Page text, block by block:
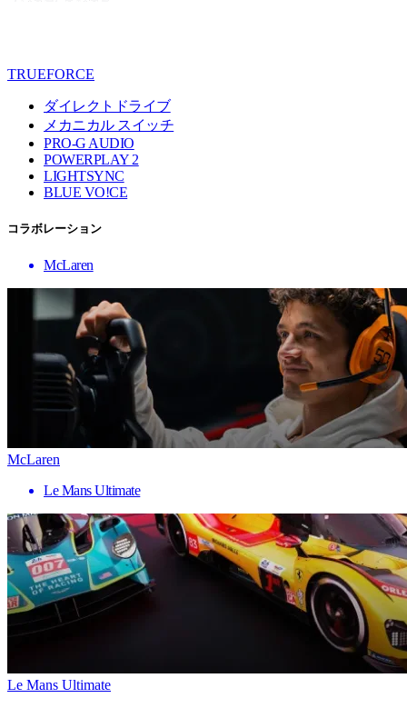
TRUEFORCE
ダイレクトドライブ
メカニカル スイッチ
PRO-G AUDIO
POWERPLAY 2
LIGHTSYNC
BLUE VO!CE
コラボレーション
McLaren
McLaren
Le Mans Ultimate
Le Mans Ultimate